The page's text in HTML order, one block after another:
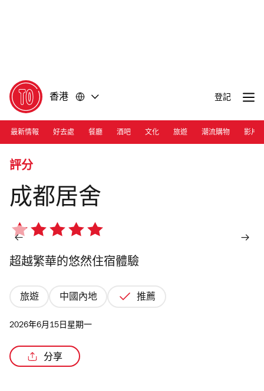
香港 登記
最新情報 好去處 餐廳 酒吧 文化 旅遊 潮流購物 影片
Photograph: Courtesy Upper House Chengdu | 成都居舍
評分
成都居舍
5/5
超越繁華的悠然住宿體驗
旅遊 中國內地 推薦
2026年6月15日星期一
分享